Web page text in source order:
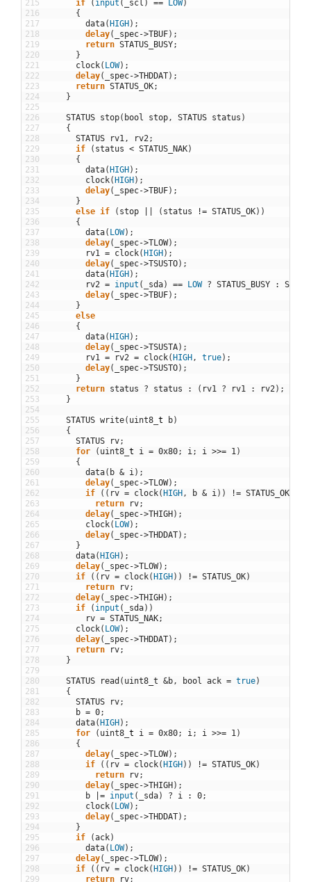
215
216
217
218
219
220
221
222
223
224
225
226
227
228
229
230
231
232
233
234
235
236
237
238
239
240
241
242
243
244
245
246
247
248
249
250
251
252
253
254
255
256
257
258
259
260
261
262
263
264
265
266
267
268
269
270
271
272
273
274
275
276
277
278
279
280
281
282
283
284
285
286
287
288
289
290
291
292
293
294
295
296
297
298
299
if
( input ( _scl ) == LOW)
{
data(HIGH) ;
delay( _spec->TBUF) ;
return STATUS_BUSY;
}
clock( LOW) ;
delay( _spec->THDDAT) ;
return STATUS_OK;
}
STATUS stop( bool stop , STATUS status )
{
STATUS
rv1 , rv2 ;
if
( status < STATUS_NAK)
{
data(HIGH) ;
clock(HIGH) ;
delay( _spec->TBUF) ;
}
else if ( stop ( status != STATUS_OK) )
{
data( LOW) ;
delay( _spec->TLOW) ;
rv1
= clock(HIGH) ;
delay( _spec->TSUSTO) ;
data(HIGH) ;
rv2 = input ( _sda) == LOW ? STATUS_BUSY :
delay( _spec->TBUF) ;
}
else
{
data(HIGH) ;
delay( _spec->TSUSTA) ;
rv1
= rv2 = clock(HIGH , true) ;
delay( _spec->TSUSTO) ;
}
return status ? status : ( rv1 ? rv1 : rv2 ) ;
}
STATUS write( uint8 t b)
{
STATUS
rv;
for
( uint8 t i = 0x80; i ; i >>= 1 )
{
data( b & i ) ;
delay( _spec->TLOW) ;
if
( ( rv = clock(HIGH , b & i ) ) != STATUS_OK
return
rv;
delay( _spec->THIGH) ;
clock( LOW) ;
delay( _spec->THDDAT) ;
}
data(HIGH) ;
delay( _spec->TLOW) ;
if
( ( rv = clock(HIGH) ) != STATUS_OK)
return
rv;
delay( _spec->THIGH) ;
if
( input ( _sda) )
rv = STATUS_NAK;
clock( LOW) ;
delay( _spec->THDDAT) ;
return
rv;
}
STATUS read ( uint8_t &b , bool ack = true)
{
STATUS
rv;
b = 0;
data(HIGH) ;
for
( uint8 t i = 0x80; i ; i >>= 1 )
{
delay( _spec->TLOW) ;
if
( ( rv = clock(HIGH) ) != STATUS_OK)
return
rv;
delay( _spec->THIGH) ;
b
|= input ( _sda) ? i : 0;
clock( LOW) ;
delay( _spec->THDDAT) ;
}
if
(ack)
data( LOW) ;
delay( _spec->TLOW) ;
if
( ( rv = clock(HIGH) ) != STATUS_OK)
return
rv;